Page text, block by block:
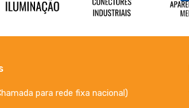
para rede fixa nacional)